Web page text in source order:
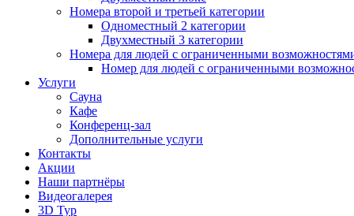
Номера второй и третьей категории
Одноместный 2 категории
Двухместный 3 категории
Номера для людей с ограниченными
Номер для людей с ограниченными
Услуги
Сауна
Кафе
Конференц-зал
Дополнительные услуги
Контакты
Акции
Наши партнёры
Видеогалерея
3D Тур